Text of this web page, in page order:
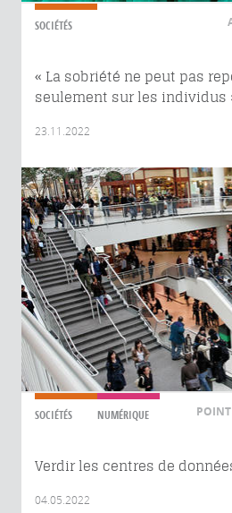
SOCIÉTÉS
« La sobriété ne peut pas
seulement sur les individus
23.11.2022
SOCIÉTÉS NUMÉRIQUE
Verdir les centres de
04.05.2022